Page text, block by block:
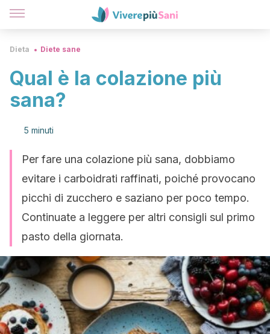
Dieta Diete sane
Qual è la colazione più
sana?
5 minuti
Per fare una colazione più sana, dobbiamo
evitare i carboidrati raffinati, poiché provocano
picchi di zucchero e saziano per poco tempo.
Continuate a leggere per altri consigli sul primo
pasto della giornata.